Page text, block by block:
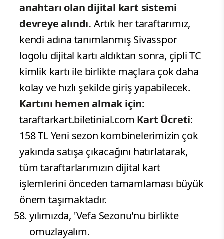
anahtarı olan dijital kart sistemi
devreye alındı. Artık her taraftarımız,
kendi adına tanımlanmış Sivasspor
logolu dijital kartı aldıktan sonra, çipli TC
kimlik kartı ile birlikte maçlara çok daha
kolay ve hızlı şekilde giriş yapabilecek.
Kartını hemen almak için:
taraftarkart.biletinial.com Kart Ücreti:
158 TL Yeni sezon kombinelerimizin çok
yakında satışa çıkacağını hatırlatarak,
tüm taraftarlarımızın dijital kart
işlemlerini önceden tamamlaması büyük
önem taşımaktadır.
yılımızda, 'Vefa Sezonu'nu birlikte
omuzlayalım.